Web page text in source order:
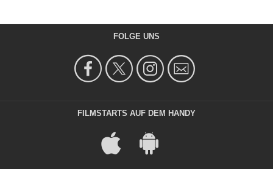
FOLGE UNS
FILMSTARTS AUF DEM HANDY